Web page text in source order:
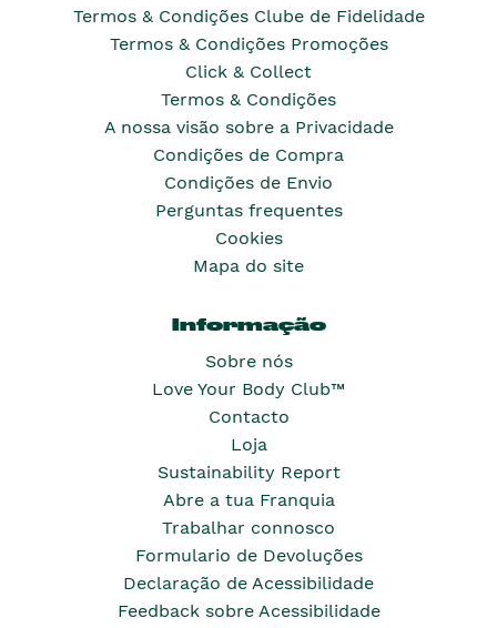
Termos & Condições Clube de Fidelidade
Termos & Condições Promoções
Click & Collect
Termos & Condições
A nossa visão sobre a Privacidade
Condições de Compra
Condições de Envio
Perguntas frequentes
Cookies
Mapa do site
Informação
Sobre nós
Love Your Body Club™
Contacto
Loja
Sustainability Report
Abre a tua Franquia
Trabalhar connosco
Formulario de Devoluções
Declaração de Acessibilidade
Feedback sobre Acessibilidade